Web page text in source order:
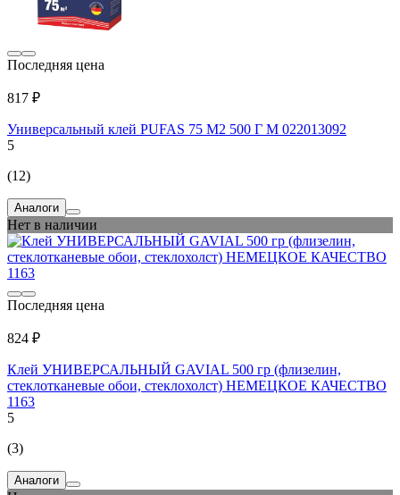
Последняя цена
817 ₽
Универсальный клей PUFAS 75 М2 500 Г М 022013092
5
(12)
Аналоги
Нет в наличии
Последняя цена
824 ₽
Клей УНИВЕРСАЛЬНЫЙ GAVIAL 500 гр (флизелин,
стеклотканевые обои, стеклохолст) НЕМЕЦКОЕ КАЧЕСТВО
1163
5
(3)
Аналоги